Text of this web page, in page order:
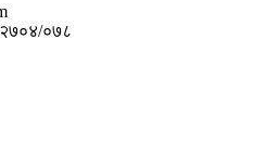
२७०४/०७८